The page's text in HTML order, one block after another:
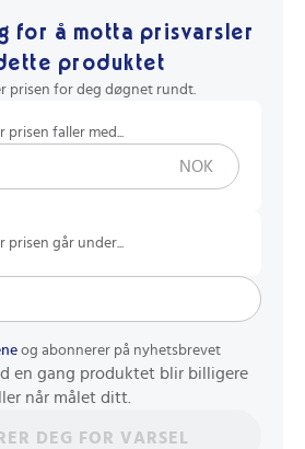
for å motta prisvarsler
produktet
prisen for deg døgnet rundt.
prisen faller med...
NOK
prisen går under...
og abonnerer på nyhetsbrevet
en gang produktet blir billigere
når målet ditt.
DEG FOR VARSEL